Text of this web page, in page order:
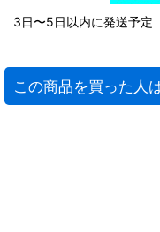
3日〜5日以内に発送予定
この商品を買った人